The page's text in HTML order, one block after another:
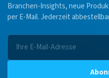
Branchen-Insights, neue
per E-Mail. Jederzeit